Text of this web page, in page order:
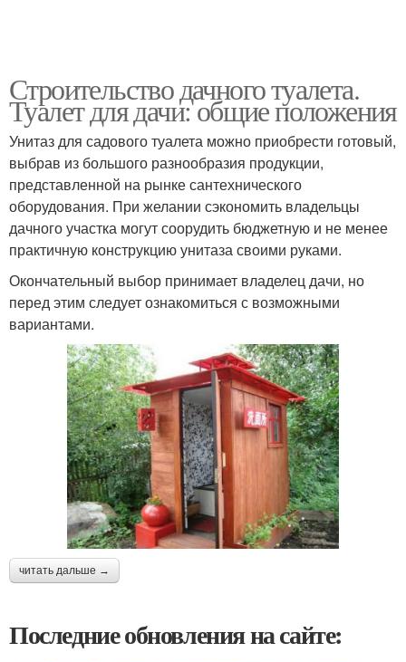
Строительство дачного туалета.
Туалет для дачи: общие положения
Унитаз для садового туалета можно приобрести готовый,
выбрав из большого разнообразия продукции,
представленной на рынке сантехнического
оборудования. При желании сэкономить владельцы
дачного участка могут соорудить бюджетную и не менее
практичную конструкцию унитаза своими руками.
Окончательный выбор принимает владелец дачи, но
перед этим следует ознакомиться с возможными
вариантами.
читать дальше →
Последние обновления на сайте: